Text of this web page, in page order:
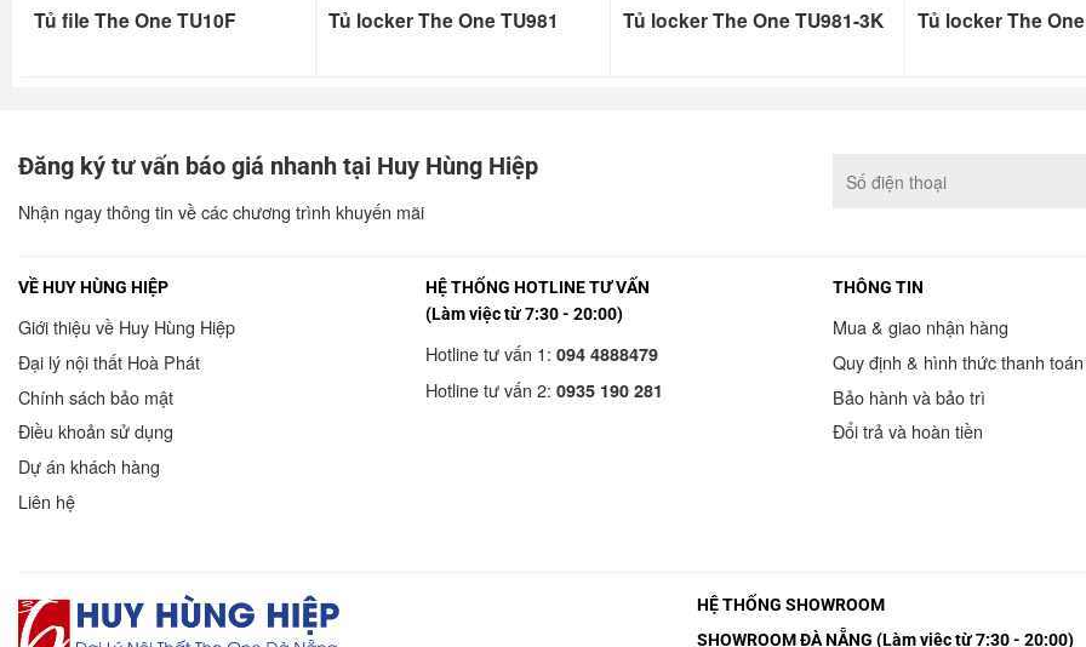
Tủ file The One TU10F Tủ locker The One TU981 Tủ locker The One TU981-3K Tủ locker The
Đăng ký tư vấn báo giá nhanh tại Huy Hùng Hiệp
Nhận ngay thông tin về các chương trình khuyến mãi
VỀ HUY HÙNG HIỆP
Giới thiệu về Huy Hùng Hiệp
Đại lý nội thất Hoà Phát
Chính sách bảo mật
Điều khoản sử dụng
Dự án khách hàng
Liên hệ
HỆ THỐNG HOTLINE TƯ VẤN
(Làm việc từ 7:30 - 20:00)
Hotline tư vấn 1: 094 4888479
Hotline tư vấn 2: 0935 190 281
THÔNG TIN
Mua & giao nhận hàng
Quy định & hình thức thanh toán
Bảo hành và bảo trì
Đổi trả và hoàn tiền
HỆ THỐNG SHOWROOM
SHOWROOM ĐÀ NẴNG (Làm việc từ 7:30 - 20:00)